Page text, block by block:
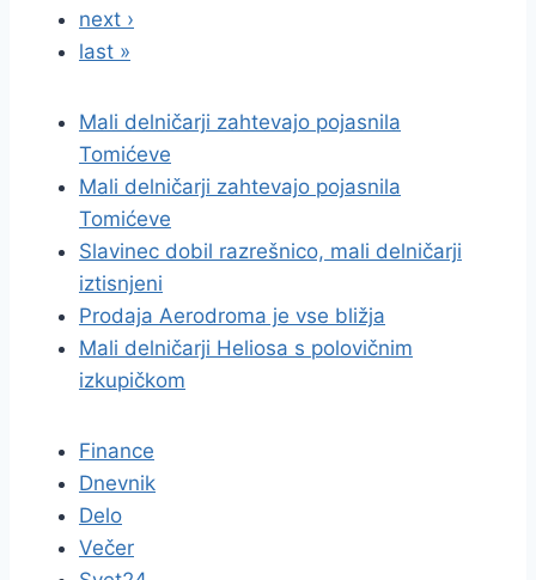
next ›
last »
Mali delničarji zahtevajo pojasnila
Tomićeve
Mali delničarji zahtevajo pojasnila
Tomićeve
Slavinec dobil razrešnico, mali delničarji
iztisnjeni
Prodaja Aerodroma je vse bližja
Mali delničarji Heliosa s polovičnim
izkupičkom
Finance
Dnevnik
Delo
Večer